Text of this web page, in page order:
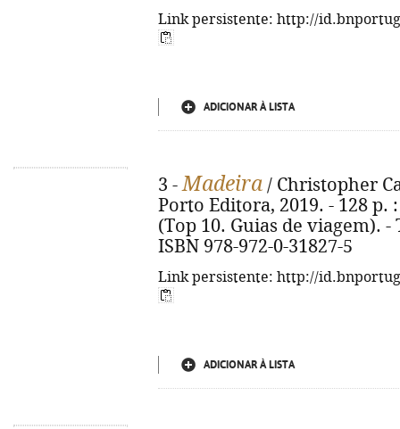
Link persistente: http://
ADICIONAR À LISTA
3 -Madeira / Christopher
Porto Editora, 2019. - 128 p.
(Top 10. Guias de viagem).
ISBN 978-972-0-31827-5
Link persistente: http://
ADICIONAR À LISTA